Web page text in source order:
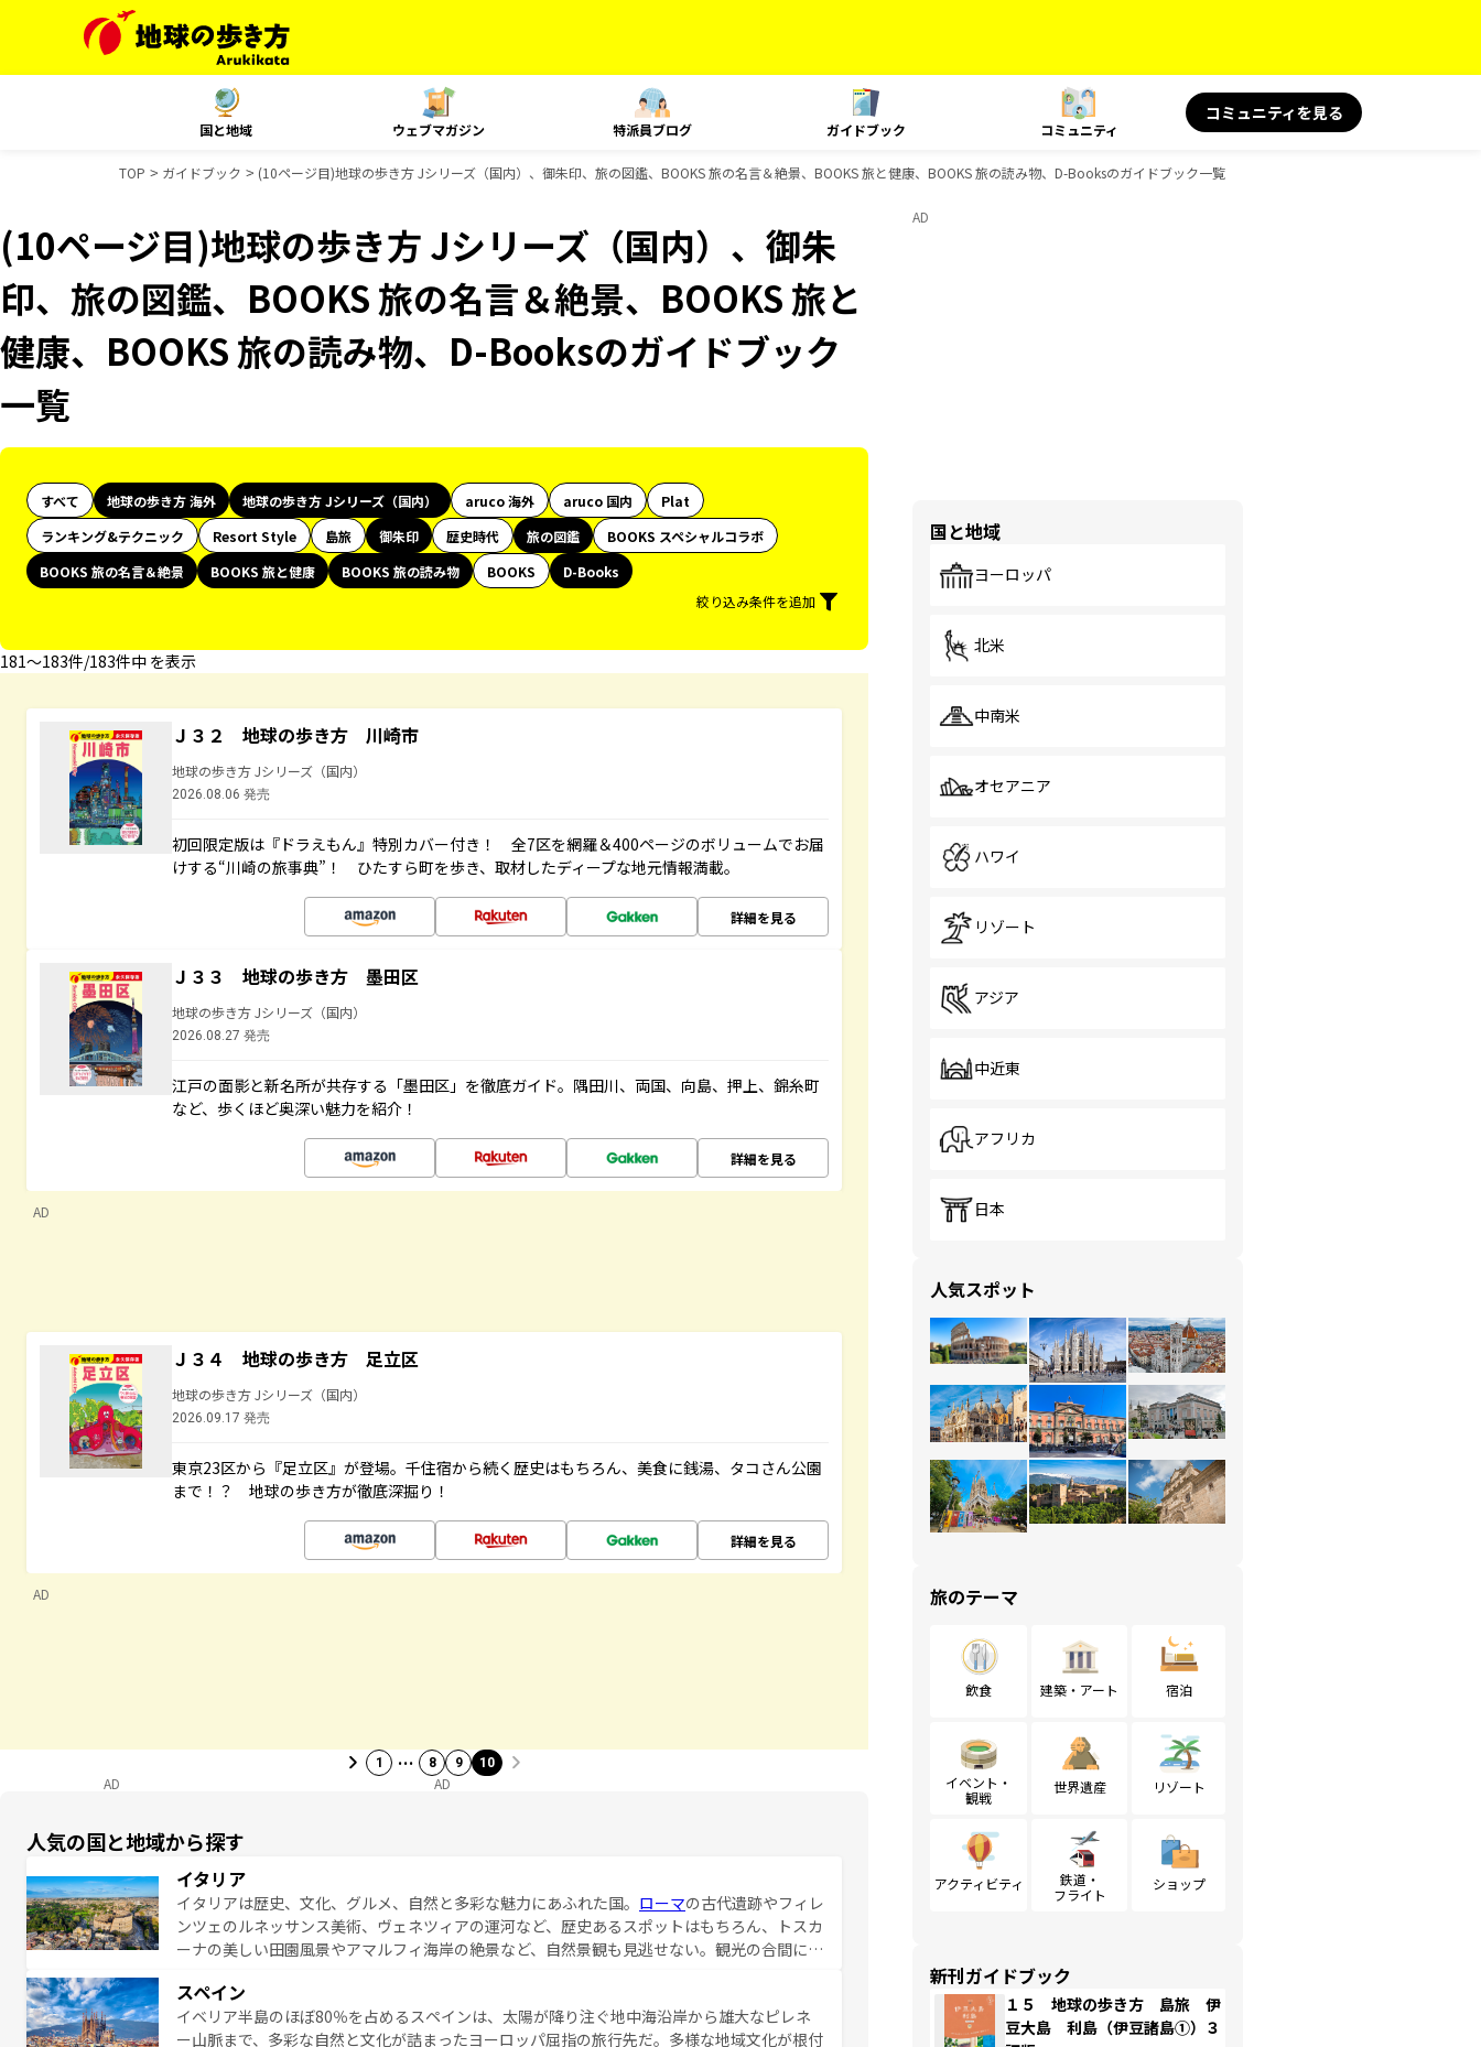
国と地域 ウェブマガジン 特派員ブログ ガイドブック コミュニティ
コミュニティを見る
TOP ガイドブック (10ページ目)地球の歩き方 Jシリーズ（国内）、御朱印、旅の図鑑、BOOKS 旅の名言＆絶景、BOOKS 旅と健康、BOOKS 旅の読み物、D-Booksのガイドブック一覧
(10ページ目)地球の歩き方 Jシリーズ（国内）、御朱
印、旅の図鑑、BOOKS 旅の名言＆絶景、BOOKS 旅と
健康、BOOKS 旅の読み物、D-Booksのガイドブック
一覧
すべて 地球の歩き方 海外 地球の歩き方 Jシリーズ（国内） aruco 海外 aruco 国内
Plat
ランキング&テクニック
Resort Style 島旅 御朱印 歴史時代 旅の図鑑
BOOKS スペシャルコラボ
BOOKS 旅の名言＆絶景
BOOKS 旅と健康 BOOKS 旅の読み物 BOOKS
D-Books
絞り込み条件を追加
181〜183件/183件中 を表示
Ｊ３２ 地球の歩き方 川崎市
地球の歩き方 Jシリーズ（国内）
2026.08.06 発売
初回限定版は『ドラえもん』特別カバー付き！ 全7区を網羅＆400ページのボリュームでお届
けする“川崎の旅事典”！ ひたすら町を歩き、取材したディープな地元情報満載。
詳細を見る
Ｊ３３ 地球の歩き方 墨田区
地球の歩き方 Jシリーズ（国内）
2026.08.27 発売
江戸の面影と新名所が共存する「墨田区」を徹底ガイド。隅田川、両国、向島、押上、錦糸町
など、歩くほど奥深い魅力を紹介！
詳細を見る
AD
Ｊ３４ 地球の歩き方 足立区
地球の歩き方 Jシリーズ（国内）
2026.09.17 発売
東京23区から『足立区』が登場。千住宿から続く歴史はもちろん、美食に銭湯、タコさん公園
まで！？ 地球の歩き方が徹底深掘り！
詳細を見る
AD
1 … 8 9 10
AD AD
人気の国と地域から探す
イタリア
イタリアは歴史、文化、グルメ、自然と多彩な魅力にあふれた国。 ローマの古代遺跡やフィレ
ンツェのルネッサンス美術、ヴェネツィアの運河など、歴史あるスポットはもちろん、トスカ
ーナの美しい田園風景やアマルフィ海岸の絶景など、自然景観も見逃せない。観光の合間に
夜眠るまで、すべての瞬間を楽しませてくれるイタリアで、忘れられない旅をしてみよう！
なお、新着のイタリア情報はコンテンツ一覧を参照してほしい。
スペイン
イベリア半島のほぼ80％を占めるスペインは、太陽が降り注ぐ地中海沿岸から雄大なピレネ
ー山脈まで、多彩な自然と文化が詰まったヨーロッパ屈指の旅行先だ。多様な地域文化が根付
AD
国と地域
ヨーロッパ
北米
中南米
オセアニア
ハワイ
リゾート
アジア
中近東
アフリカ
日本
人気スポット
旅のテーマ
飲食 建築・アート 宿泊
イベント・
観戦
世界遺産 リゾート
アクティビティ
鉄道・
フライト
ショップ
新刊ガイドブック
１５ 地球の歩き方 島旅 伊
豆大島 利島（伊豆諸島①）３